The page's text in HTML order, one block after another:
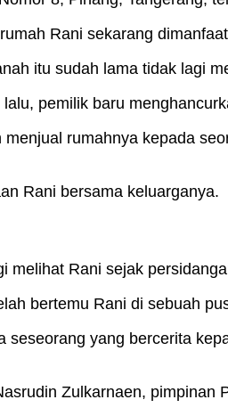
Rani sekarang
itu sudah lama tidak lagi
pemilik baru
rumahnya kepada
Rani bersama keluarganya.
melihat Rani sejak
bertemu Rani di sebuah
yang bercerita
Zulkarnaen, pimpinan